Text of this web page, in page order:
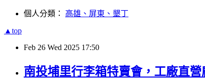
個人分類： 高雄、屏東、墾丁
▲top
Feb 26 Wed 2025 17:50
南投埔里行李箱特賣會，工廠直